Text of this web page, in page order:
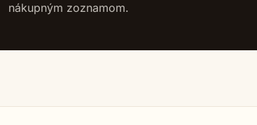
nákupným zoznamom.